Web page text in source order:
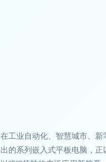
在工业自动化、智慧城市、
出的系列嵌入式平板电脑，